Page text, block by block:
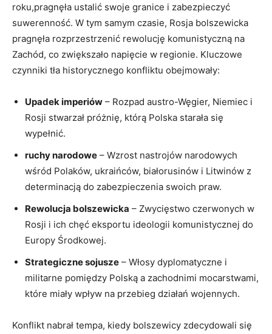
roku,pragnęła ustalić swoje granice i zabezpieczyć
suwerenność. W tym samym czasie, Rosja ‍bolszewicka
pragnęła rozprzestrzenić rewolucję komunistyczną na
Zachód, co zwiększało napięcie w regionie. Kluczowe
czynniki tła historycznego konfliktu obejmowały:
Upadek imperiów –⁤ Rozpad austro-Węgier, Niemiec i
Rosji stwarzał próżnię, którą Polska starała się
wypełnić.
ruchy narodowe – Wzrost nastrojów narodowych
wśród Polaków,⁣ ukraińców, białorusinów i Litwinów z
determinacją do zabezpieczenia swoich praw.
Rewolucja bolszewicka – Zwycięstwo⁣ czerwonych w
Rosji ‌i ich chęć eksportu ideologii komunistycznej do
Europy Środkowej.
Strategiczne sojusze – Włosy dyplomatyczne i
militarne pomiędzy Polską a zachodnimi mocarstwami,
⁢które miały wpływ na przebieg działań wojennych.
Konflikt nabrał tempa, kiedy bolszewicy zdecydowali się